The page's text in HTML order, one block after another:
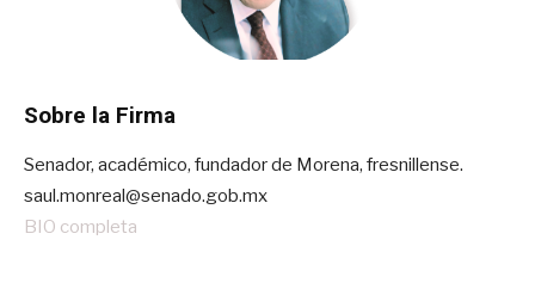
Sobre la Firma
Senador, académico, fundador de Morena, fresnillense.
saul.monreal@senado.gob.mx
BIO completa